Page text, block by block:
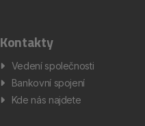
Kontakty
Vedení společnosti
Bankovní spojení
Kde nás najdete